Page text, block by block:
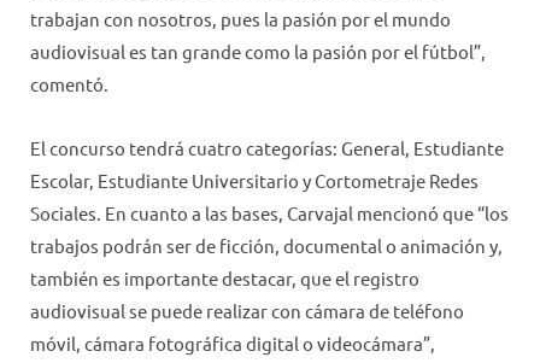
trabajan con nosotros, pues la pasión por el mundo
audiovisual es tan grande como la pasión por el fútbol”,
comentó.
El concurso tendrá cuatro categorías: General, Estudiante
Escolar, Estudiante Universitario y Cortometraje Redes
Sociales. En cuanto a las bases, Carvajal mencionó que “los
trabajos podrán ser de ficción, documental o animación y,
también es importante destacar, que el registro
audiovisual se puede realizar con cámara de teléfono
móvil, cámara fotográfica digital o videocámara”,